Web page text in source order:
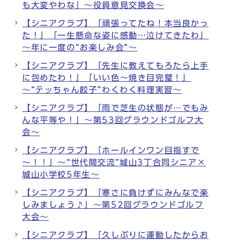
も大変やわな」～役員意見交換会～
【シニアクラブ】「頑張ってたね！本当良かっ
た！」「一生懸命な姿に感動…泣けてきたわ」
～年に一度の“お楽しみ会”～
【シニアクラブ】「先生に教えてもろたら上手
に包めたわ！」「いい色～焼き目完璧！」
～“テッちゃん餃子”わくわく料理実習～
【シニアクラブ】「雨で芝生の状態が…でもみ
んな平等や！」～第53回グラウンドゴルフ大
会～
【シニアクラブ】「ホールインワン目指すで
～！！」～“世代間交流”城山3丁合同シニア×
城山小学校5年生～
【シニアクラブ】「寒さに負けずにみんなで楽
しみましょう♪」～第52回グラウンドゴルフ
大会～
【シニアクラブ】「久しぶりに運動したからお